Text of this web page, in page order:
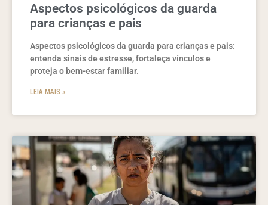
Aspectos psicológicos da guarda
para crianças e pais
Aspectos psicológicos da guarda para crianças e pais:
entenda sinais de estresse, fortaleça vínculos e
proteja o bem-estar familiar.
LEIA MAIS »